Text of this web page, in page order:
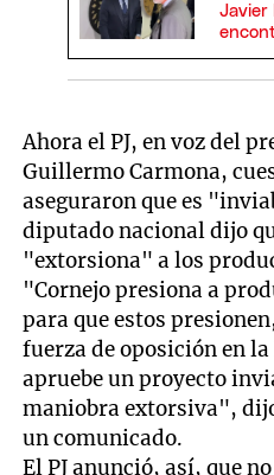
Javier
Ahora el PJ, en voz del
Guillermo Carmona,
aseguraron que es
diputado nacional dijo
"extorsiona" a los
"Cornejo presiona a
para que estos
fuerza de oposición en
apruebe un proyecto
maniobra extorsiva",
un comunicado.
El PJ anunció, así, que